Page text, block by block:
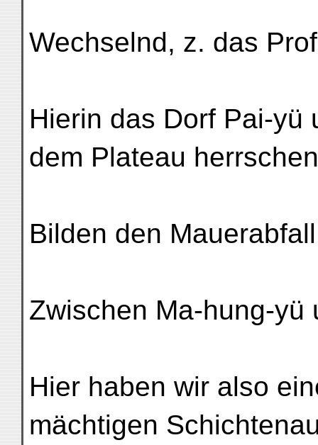
Wechselnd, z. das
Hierin das Dorf Pai-yü
dem Plateau
Bilden den
Zwischen Ma-hung-yü
Hier haben wir also
mächtigen